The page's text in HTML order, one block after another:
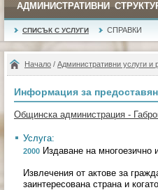
АДМИНИСТРАТИВНИ
СПИСЪК С УСЛУГИ СПРАВКИ
Начало / Административни услуги и
Информация за
Общинска администрация -
Услуга:
2000 Издаване на многоезично
Извлечения от актове за
заинтересована страна и